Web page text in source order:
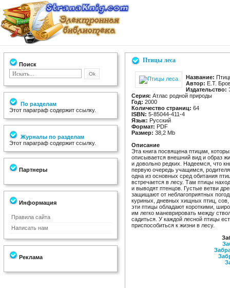
Поиск
По разделам
Этот параграф содержит ссылку.
Журналы по разделам
Этот параграф содержит ссылку.
Партнеры
Информация
Правила сайта
Написать нам
Реклама
Птицы леса
Название:
Автор: Е.Т.
Издательство:
Серия: Атлас родной природы
Год: 2000
Количество страниц: 64
ISBN: 5-85044-411-4
Язык: Русский
Формат: PDF
Размер: 38,2 Mb
Описание
Эта книга посвящена птицам,
описывается внешний вид и образ
и довольно редких. Надеемся, что
первую очередь учащимся,
одна из основных сред обитания
встречается в лесу. Там птицы
и выводят птенцов. Густые ветви
защищают от неблагоприятных
куриных, дневных хищных птиц,
эти птицы обладают короткими,
им легко маневрировать между
садиться. У каждой лесной птицы
приспособиться к жизни в лесу.